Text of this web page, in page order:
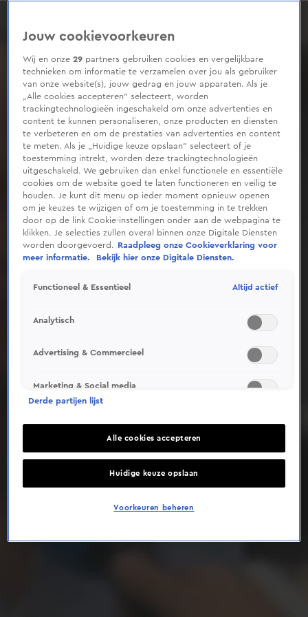
0
seconds
Deze video is niet beschikbaar op je huidige locatie
Jouw cookievoorkeuren
Wij en onze29 partners gebruiken cookies en vergelijkbare
technieken om informatie te verzamelen over jou als gebruiker
van onze website(s), jouw gedrag en jouw apparaten. Als je
„Alle cookies accepteren” selecteert, worden
trackingtechnologieën ingeschakeld om onze advertenties en
content te kunnen personaliseren, onze producten en diensten
te verbeteren en om de prestaties van advertenties en content
te meten. Als je „Huidige keuze opslaan” selecteert of je
toestemming intrekt, worden deze trackingtechnologieën
uitgeschakeld. We gebruiken dan enkel functionele en essentiële
cookies om de website goed te laten functioneren en veilig te
houden. Je kunt dit menu op ieder moment opnieuw openen
om je keuzes te wijzigen of om je toestemming in te trekken
door op de link Cookie-instellingen onder aan de webpagina te
klikken. Je selecties zullen overal binnen onze Digitale Diensten
worden doorgevoerd.
Raadpleeg onze Cookieverklaring voor
meer informatie.
Bekijk hier onze Digitale Diensten.
Functioneel & Essentieel Altijd actief
Analytisch
Advertising & Commercieel
Marketing & Social media
Derde partijen lijst
Alle cookies accepteren
Huidige keuze opslaan
Voorkeuren beheren